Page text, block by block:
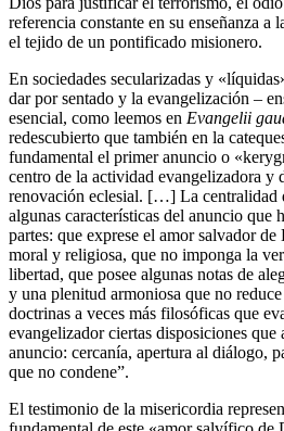
referencia constante en su enseñanza a
el tejido de un pontificado misionero.
En sociedades secularizadas y
dar por sentado y la evangelización –
esencial, como leemos en Evangelii
redescubierto que también en la
fundamental el primer anuncio o
centro de la actividad evangelizadora y
renovación eclesial. […] La centralidad
algunas características del anuncio que
partes: que exprese el amor salvador
moral y religiosa, que no imponga la
libertad, que posee algunas notas de
y una plenitud armoniosa que no
doctrinas a veces más filosóficas que
evangelizador ciertas disposiciones que
anuncio: cercanía, apertura al diálogo,
que no condene”.
El testimonio de la misericordia